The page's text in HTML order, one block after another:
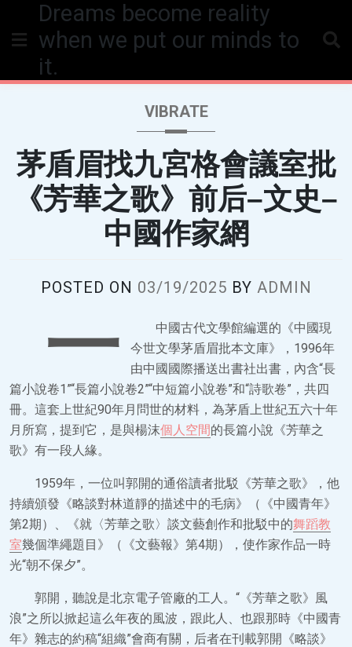
content
Dreams become reality
when we put our minds to
it.
VIBRATE
茅盾眉找九宮格會議室批
《芳華之歌》前后–文史–
中國作家網
POSTED ON 03/19/2025 BY ADMIN
一
中國古代文學館編選的《中國現
今世文學茅盾眉批本文庫》，1996年
由中國國際播送出書社出書，內含“長
篇小說卷1”“長篇小說卷2”“中短篇小說卷”和“詩歌卷”，共四
冊。這套上世紀90年月問世的材料，為茅盾上世紀五六十年
月所寫，提到它，是與楊沫個人空間的長篇小說《芳華之
歌》有一段人緣。
1959年，一位叫郭開的通俗讀者批駁《芳華之歌》，他
持續頒發《略談對林道靜的描述中的毛病》（《中國青年》
第2期）、《就〈芳華之歌〉談文藝創作和批駁中的舞蹈教
室幾個準繩題目》（《文藝報》第4期），使作家作品一時
光“朝不保夕”。
郭開，聽說是北京電子管廠的工人。“《芳華之歌》風
浪”之所以掀起這么年夜的風波，跟此人、也跟那時《中國青
年》雜志的約稿“組織”會商有關，后者在刊載郭開《略談》